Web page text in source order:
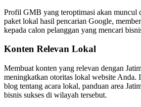
Profil GMB yang teroptimasi akan muncul
paket lokal hasil pencarian Google,
kepada calon pelanggan yang mencari
Konten Relevan Lokal
Membuat konten yang relevan dengan
meningkatkan otoritas lokal website Anda.
blog tentang acara lokal, panduan area
bisnis sukses di wilayah tersebut.